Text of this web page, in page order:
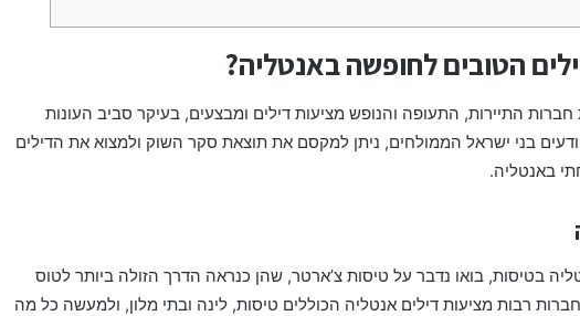
הטובים לחופשה באנטליה?
התיירות, התעופה והנופש מציעות דילים ומבצעים, בעיקר סביב העונות
בני ישראל הממולחים, ניתן למקסם את תוצאת סקר השוק ולמצוא את הדילים
באנטליה.
בטיסות, בואו נדבר על טיסות צ’ארטר, שהן כנראה הדרך הזולה ביותר לטוס
רבות מציעות דילים אנטליה הכוללים טיסות, לינה ובתי מלון, ולמעשה כל מה
ו
ם
ע